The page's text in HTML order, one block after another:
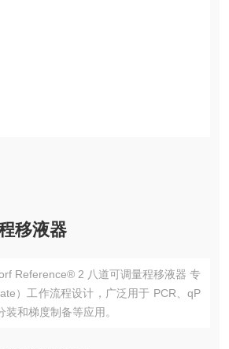
移液器
Reference® 2 八道可调量程移液器 专
）工作流程设计，广泛用于 PCR、qP
和梯度制备等应用。